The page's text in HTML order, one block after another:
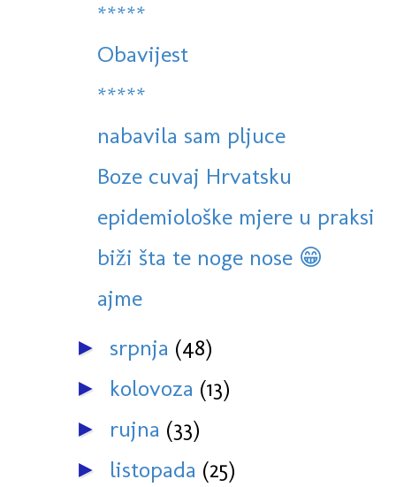
*****
Obavijest
*****
nabavila sam pljuce
Boze cuvaj Hrvatsku
epidemiološke mjere u praksi
biži šta te noge nose 😁
ajme
► srpnja (48)
► kolovoza (13)
► rujna (33)
► listopada (25)